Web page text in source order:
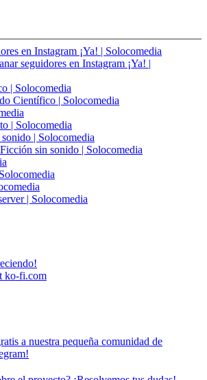
seguidores en Instagram ¡Ya! |
Científico | Solocomedia
| Solocomedia
sin sonido | Solocomedia
| Solocomedia
a nuestra pequeña comunidad de